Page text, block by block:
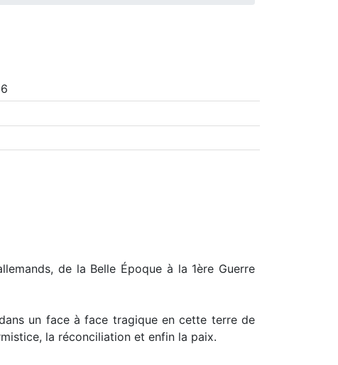
de la Belle Époque à la 1ère Guerre
un face à face tragique en cette terre de
la réconciliation et enfin la paix.